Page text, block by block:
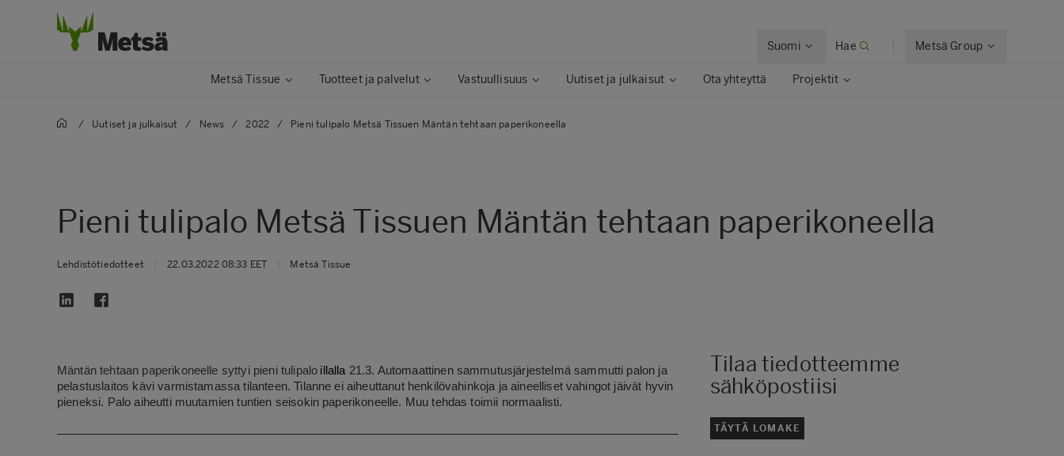
Suomi Hae Metsä Group
Metsä Tissue Tuotteet ja palvelut Vastuullisuus Uutiset ja julkaisut Ota yhteyttä Projektit
/ Uutiset ja julkaisut / News / 2022 / Pieni tulipalo Metsä Tissuen Mäntän tehtaan paperikoneella
Pieni tulipalo Metsä Tissuen Mäntän tehtaan paperikoneella
Lehdistötiedotteet 22.03.2022 08:33 EET Metsä Tissue
Mäntän tehtaan paperikoneelle syttyi pieni tulipalo illalla 21.3. Automaattinen sammutusjärjestelmä sammutti palon ja
pelastuslaitos kävi varmistamassa tilanteen. Tilanne ei aiheuttanut henkilövahinkoja ja aineelliset vahingot jäivät hyvin
pieneksi. Palo aiheutti muutamien tuntien seisokin paperikoneelle. Muu tehdas toimii normaalisti.
Tilaa tiedotteemme
sähköpostiisi
TÄYTÄ LOMAKE